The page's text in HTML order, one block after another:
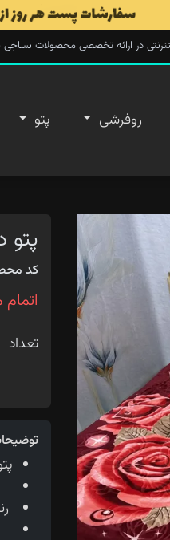
ارائه تخصصی محصولات نساجی با بیش از
روفرشی پتو
پتو
کد
تعداد